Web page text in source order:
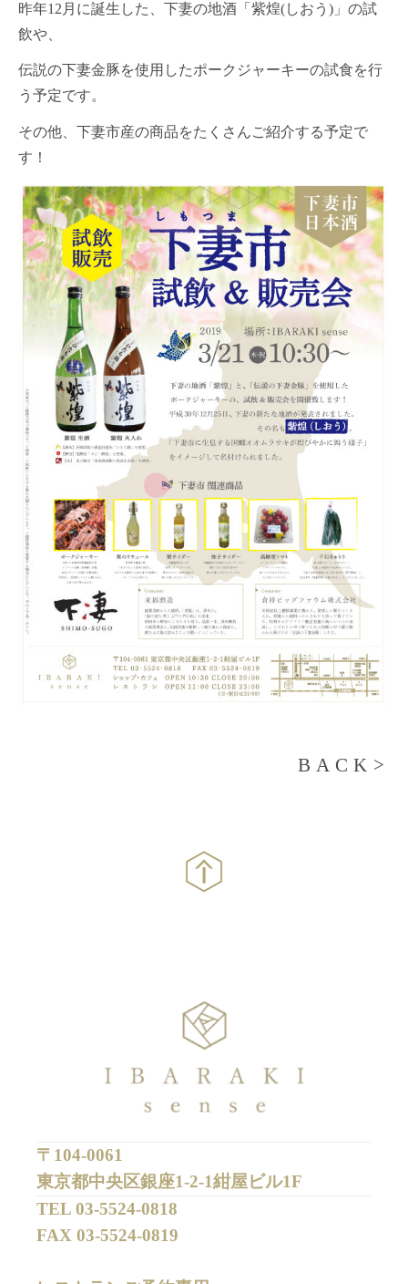
昨年12月に誕生した、下妻の地酒「紫煌(しおう)」の試
飲や、
伝説の下妻金豚を使用したポークジャーキーの試食を行
う予定です。
その他、下妻市産の商品をたくさんご紹介する予定で
す！
BACK>
〒104-0061
東京都中央区銀座1-2-1紺屋ビル1F
TEL 03-5524-0818
FAX 03-5524-0819